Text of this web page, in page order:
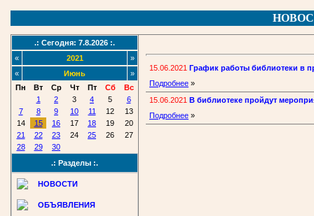
.: Сегодня: 7.8.2026 :.
«
2021
»
«
Июнь
»
Пн
Вт Ср Чт Пт Сб
Вс
1
2 3 4 5
6
7
8 9 10 11 12
13
14
15 16 17 18 19
20
21
22 23 24 25 26
27
28
29
30
.: Разделы :.
НОВОСТИ
ОБЪЯВЛЕНИЯ
15.06.2021 График работы библиотеки в
Подробнее »
15.06.2021 В библиотеке пройдут
Подробнее »